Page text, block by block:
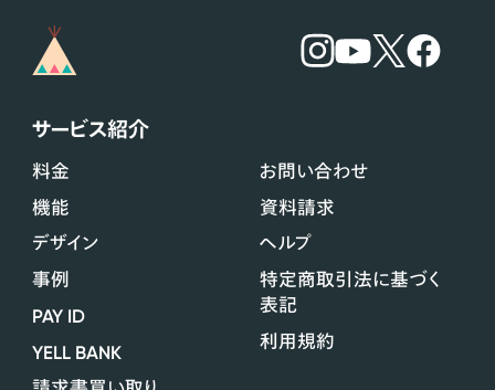
サービス紹介
料金
機能
デザイン
事例
PAY ID
YELL BANK
お問い合わせ
資料請求
ヘルプ
特定商取引法に基づく
表記
利用規約